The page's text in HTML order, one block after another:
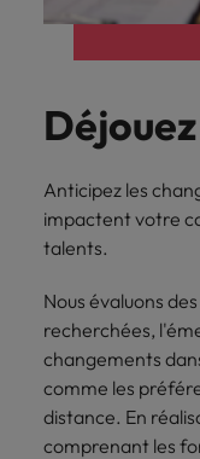
Anticipez les
impactent votre
talents.
Nous évaluons
recherchées,
changements
comme les
distance. En
comprenant les